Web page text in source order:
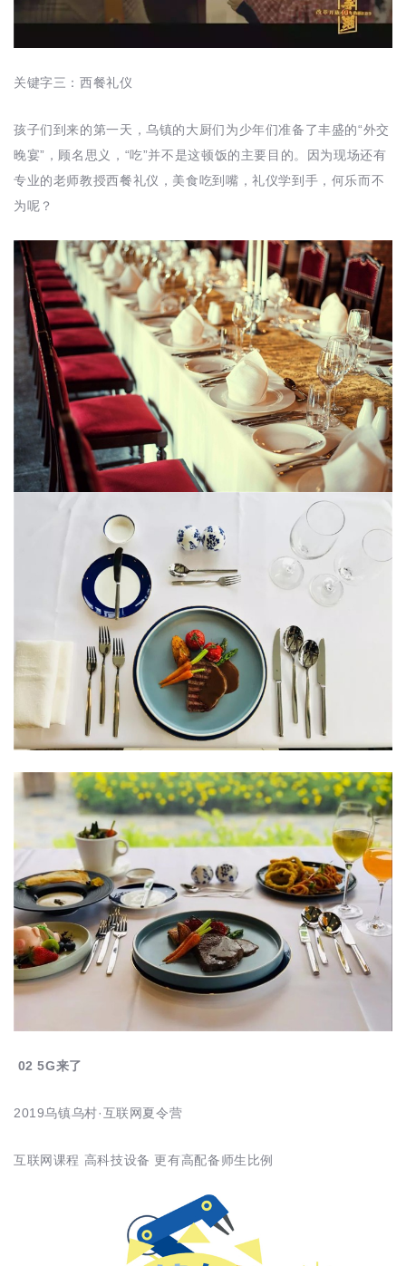
关键字三：西餐礼仪
孩子们到来的第一天，乌镇的大厨们为少年们准备了丰盛的“外交
晚宴”，顾名思义，“吃”并不是这顿饭的主要目的。因为现场还有
专业的老师教授西餐礼仪，美食吃到嘴，礼仪学到手，何乐而不
为呢？
02 5G来了
2019乌镇乌村·互联网夏令营
互联网课程 高科技设备 更有高配备师生比例